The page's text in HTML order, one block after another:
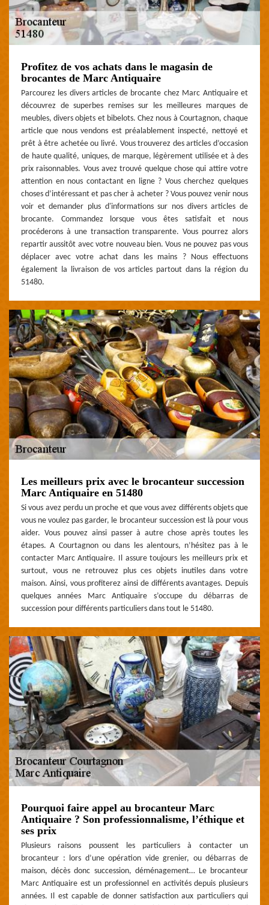
Profitez de vos achats dans le magasin de
brocantes de Marc Antiquaire
Parcourez les divers articles de brocante chez Marc Antiquaire et
découvrez de superbes remises sur les meilleures marques de
meubles, divers objets et bibelots. Chez nous à Courtagnon, chaque
article que nous vendons est préalablement inspecté, nettoyé et
prêt à être achetée ou livré. Vous trouverez des articles d’occasion
de haute qualité, uniques, de marque, légèrement utilisée et à des
prix raisonnables. Vous avez trouvé quelque chose qui attire votre
attention en nous contactant en ligne ? Vous cherchez quelques
choses d’intéressant et pas cher à acheter ? Vous pouvez venir nous
voir et demander plus d'informations sur nos divers articles de
brocante. Commandez lorsque vous êtes satisfait et nous
procéderons à une transaction transparente. Vous pourrez alors
repartir aussitôt avec votre nouveau bien. Vous ne pouvez pas vous
déplacer avec votre achat dans les mains ? Nous effectuons
également la livraison de vos articles partout dans la région du
51480.
Les meilleurs prix avec le brocanteur succession
Marc Antiquaire en 51480
Si vous avez perdu un proche et que vous avez différents objets que
vous ne voulez pas garder, le brocanteur succession est là pour vous
aider. Vous pouvez ainsi passer à autre chose après toutes les
étapes. A Courtagnon ou dans les alentours, n’hésitez pas à le
contacter Marc Antiquaire. Il assure toujours les meilleurs prix et
surtout, vous ne retrouvez plus ces objets inutiles dans votre
maison. Ainsi, vous profiterez ainsi de différents avantages. Depuis
quelques années Marc Antiquaire s’occupe du débarras de
succession pour différents particuliers dans tout le 51480.
Pourquoi faire appel au brocanteur Marc
Antiquaire ? Son professionnalisme, l’éthique et
ses prix
Plusieurs raisons poussent les particuliers à contacter un
brocanteur : lors d’une opération vide grenier, ou débarras de
maison, décès donc succession, déménagement… Le brocanteur
Marc Antiquaire est un professionnel en activités depuis plusieurs
années. Il est capable de donner satisfaction aux particuliers qui